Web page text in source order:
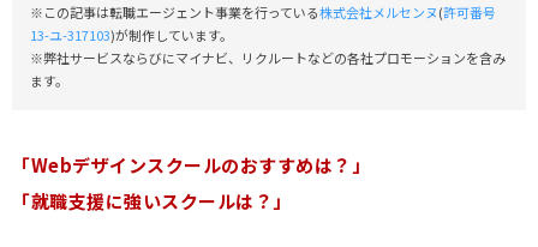
※この記事は転職エージェント事業を行っている株式会社メルセンヌ(許可番号
13-ユ-317103)が制作しています。
※弊社サービスならびにマイナビ、リクルートなどの各社プロモーションを含み
ます。
「Webデザインスクールのおすすめは？」
「就職支援に強いスクールは？」